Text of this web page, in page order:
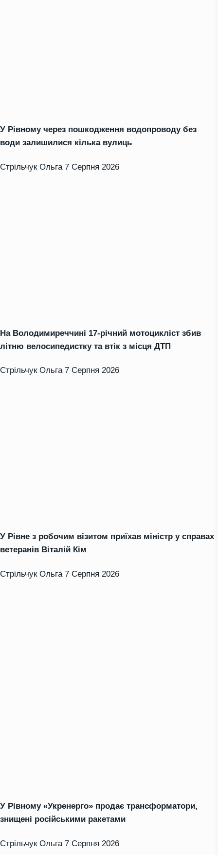
У Рівному через пошкодження водопроводу без
води залишилися кілька вулиць
Стрільчук Ольга 7 Серпня 2026
На Володимиреччині 17-річний мотоцикліст збив
літню велосипедистку та втік з місця ДТП
Стрільчук Ольга 7 Серпня 2026
У Рівне з робочим візитом приїхав міністр у справах
ветеранів Віталій Кім
Стрільчук Ольга 7 Серпня 2026
У Рівному «Укренерго» продає трансформатори,
знищені російськими ракетами
Стрільчук Ольга 7 Серпня 2026